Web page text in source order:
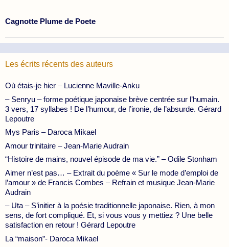
Cagnotte Plume de Poete
Les écrits récents des auteurs
Où étais-je hier – Lucienne Maville-Anku
– Senryu – forme poétique japonaise brève centrée sur l’humain.
3 vers, 17 syllabes ! De l’humour, de l’ironie, de l’absurde. Gérard
Lepoutre
Mys Paris – Daroca Mikael
Amour trinitaire – Jean-Marie Audrain
“Histoire de mains, nouvel épisode de ma vie.” – Odile Stonham
Aimer n’est pas… – Extrait du poème « Sur le mode d’emploi de
l’amour » de Francis Combes – Refrain et musique Jean-Marie
Audrain
– Uta – S’initier à la poésie traditionnelle japonaise. Rien, à mon
sens, de fort compliqué. Et, si vous vous y mettiez ? Une belle
satisfaction en retour ! Gérard Lepoutre
La “maison”- Daroca Mikael